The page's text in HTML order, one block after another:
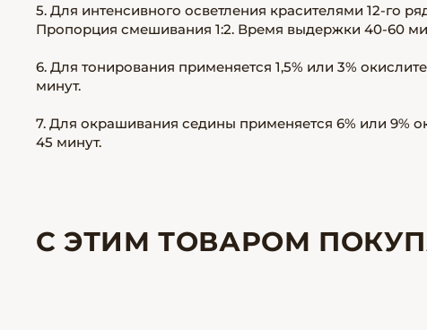
5. Для интенсивного осветления красителями 12-го
Пропорция смешивания 1:2. Время выдержки 40-60
6. Для тонирования применяется 1,5% или 3%
минут.
7. Для окрашивания седины применяется 6% или 9%
45 минут.
С ЭТИМ ТОВАРОМ